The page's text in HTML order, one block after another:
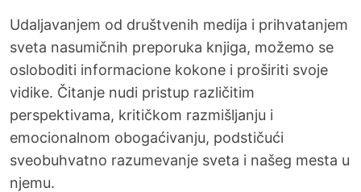
Udaljavanjem od društvenih medija i prihvatanjem
sveta nasumičnih preporuka knjiga, možemo se
osloboditi informacione kokone i proširiti svoje
vidike. Čitanje nudi pristup različitim
perspektivama, kritičkom razmišljanju i
emocionalnom obogaćivanju, podstičući
sveobuhvatno razumevanje sveta i našeg mesta u
njemu.